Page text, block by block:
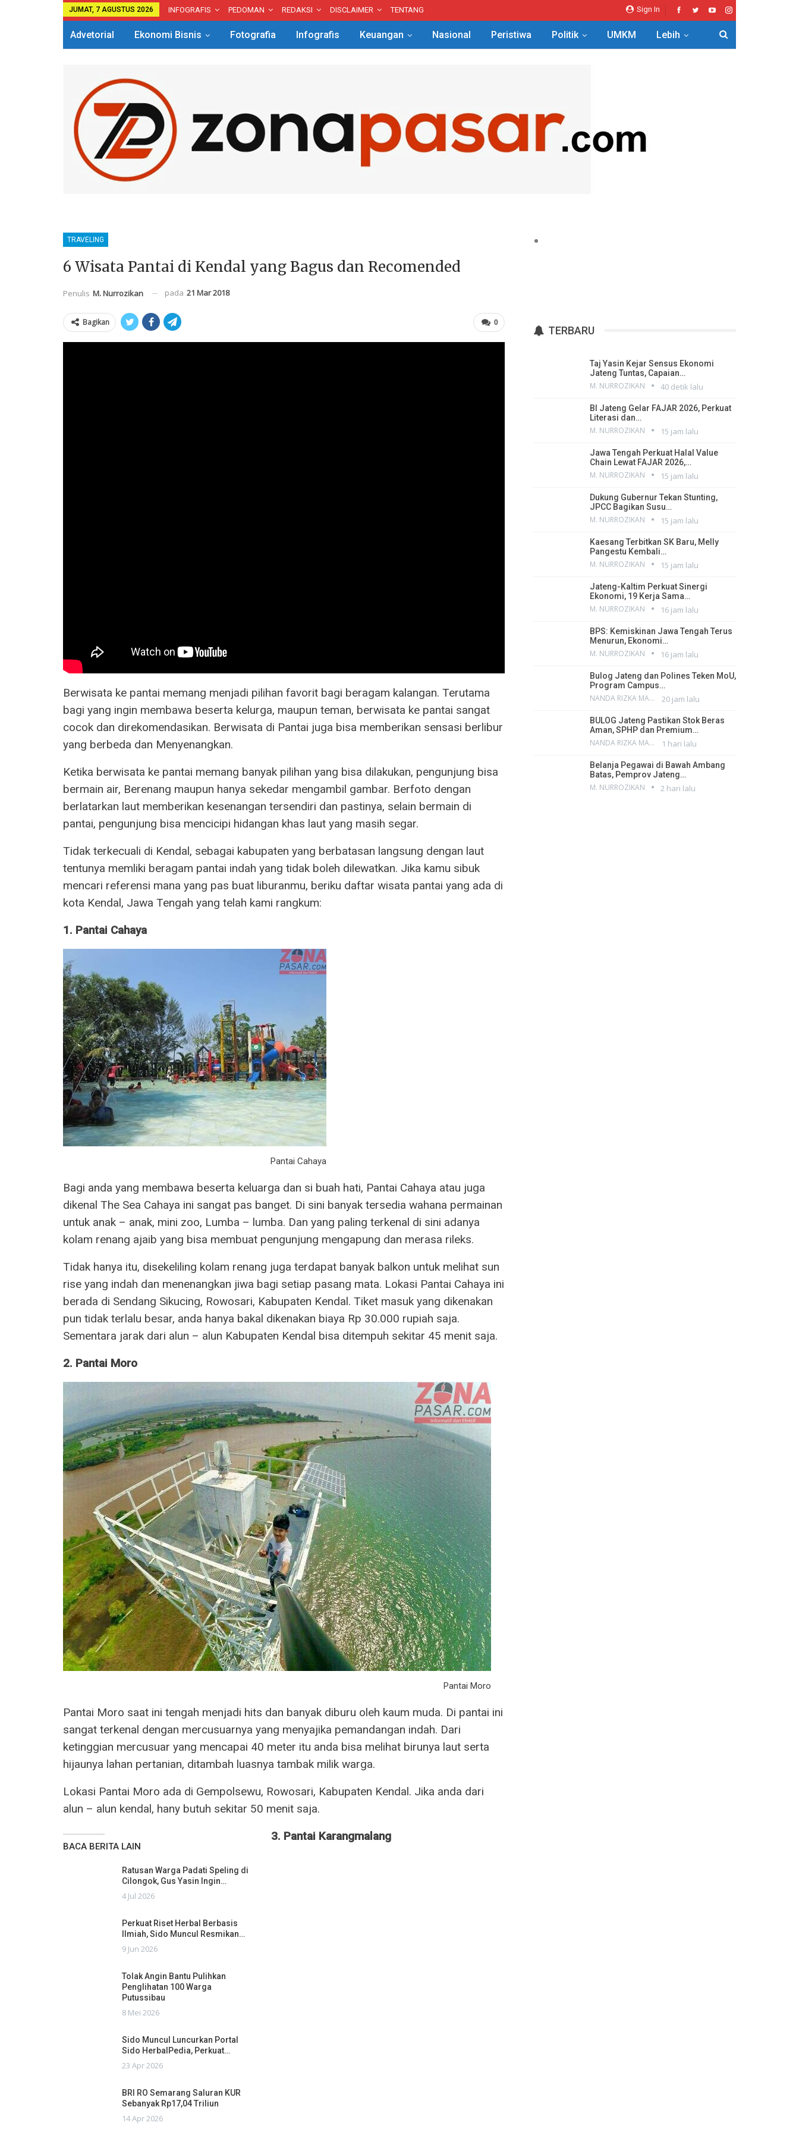
Sign In
JUMAT, 7 AGUSTUS 2026 INFOGRAFIS PEDOMAN REDAKSI DISCLAIMER TENTANG
Advetorial Ekonomi Bisnis Fotografia Infografis Keuangan Nasional Peristiwa Politik UMKM Lebih
TRAVELING
6 Wisata Pantai di Kendal yang Bagus dan Recomended
Penulis M. Nurrozikan pada 21 Mar 2018
0
Bagikan
Berwisata ke pantai memang menjadi pilihan favorit bagi beragam kalangan. Terutama
bagi yang ingin membawa beserta kelurga, maupun teman, berwisata ke pantai sangat
cocok dan direkomendasikan. Berwisata di Pantai juga bisa memberikan sensasi berlibur
yang berbeda dan Menyenangkan.
Ketika berwisata ke pantai memang banyak pilihan yang bisa dilakukan, pengunjung bisa
bermain air, Berenang maupun hanya sekedar mengambil gambar. Berfoto dengan
berlatarkan laut memberikan kesenangan tersendiri dan pastinya, selain bermain di
pantai, pengunjung bisa mencicipi hidangan khas laut yang masih segar.
Tidak terkecuali di Kendal, sebagai kabupaten yang berbatasan langsung dengan laut
tentunya memliki beragam pantai indah yang tidak boleh dilewatkan. Jika kamu sibuk
mencari referensi mana yang pas buat liburanmu, beriku daftar wisata pantai yang ada di
kota Kendal, Jawa Tengah yang telah kami rangkum:
1. Pantai Cahaya
Pantai Cahaya
Bagi anda yang membawa beserta keluarga dan si buah hati, Pantai Cahaya atau juga
dikenal The Sea Cahaya ini sangat pas banget. Di sini banyak tersedia wahana permainan
untuk anak – anak, mini zoo, Lumba – lumba. Dan yang paling terkenal di sini adanya
kolam renang ajaib yang bisa membuat pengunjung mengapung dan merasa rileks.
Tidak hanya itu, disekeliling kolam renang juga terdapat banyak balkon untuk melihat sun
rise yang indah dan menenangkan jiwa bagi setiap pasang mata. Lokasi Pantai Cahaya ini
berada di Sendang Sikucing, Rowosari, Kabupaten Kendal. Tiket masuk yang dikenakan
pun tidak terlalu besar, anda hanya bakal dikenakan biaya Rp 30.000 rupiah saja.
Sementara jarak dari alun – alun Kabupaten Kendal bisa ditempuh sekitar 45 menit saja.
2. Pantai Moro
Pantai Moro
Pantai Moro saat ini tengah menjadi hits dan banyak diburu oleh kaum muda. Di pantai ini
sangat terkenal dengan mercusuarnya yang menyajika pemandangan indah. Dari
ketinggian mercusuar yang mencapai 40 meter itu anda bisa melihat birunya laut serta
hijaunya lahan pertanian, ditambah luasnya tambak milik warga.
Lokasi Pantai Moro ada di Gempolsewu, Rowosari, Kabupaten Kendal. Jika anda dari
alun – alun kendal, hany butuh sekitar 50 menit saja.
BACA BERITA LAIN
Ratusan Warga Padati Speling di
Cilongok, Gus Yasin Ingin…
4 Jul 2026
Perkuat Riset Herbal Berbasis
Ilmiah, Sido Muncul Resmikan…
9 Jun 2026
Tolak Angin Bantu Pulihkan
Penglihatan 100 Warga
Putussibau
8 Mei 2026
Sido Muncul Luncurkan Portal
Sido HerbalPedia, Perkuat…
23 Apr 2026
BRI RO Semarang Saluran KUR
Sebanyak Rp17,04 Triliun
14 Apr 2026
3. Pantai Karangmalang
TERBARU
Taj Yasin Kejar Sensus Ekonomi
Jateng Tuntas, Capaian…
M. NURROZIKAN 40 detik lalu
BI Jateng Gelar FAJAR 2026, Perkuat
Literasi dan…
M. NURROZIKAN 15 jam lalu
Jawa Tengah Perkuat Halal Value
Chain Lewat FAJAR 2026,…
M. NURROZIKAN 15 jam lalu
Dukung Gubernur Tekan Stunting,
JPCC Bagikan Susu…
M. NURROZIKAN 15 jam lalu
Kaesang Terbitkan SK Baru, Melly
Pangestu Kembali…
M. NURROZIKAN 15 jam lalu
Jateng-Kaltim Perkuat Sinergi
Ekonomi, 19 Kerja Sama…
M. NURROZIKAN 16 jam lalu
BPS: Kemiskinan Jawa Tengah Terus
Menurun, Ekonomi…
M. NURROZIKAN 16 jam lalu
Bulog Jateng dan Polines Teken MoU,
Program Campus…
NANDA RIZKA MAHENDRA 20 jam lalu
BULOG Jateng Pastikan Stok Beras
Aman, SPHP dan Premium…
NANDA RIZKA MAHENDRA 1 hari lalu
Belanja Pegawai di Bawah Ambang
Batas, Pemprov Jateng…
M. NURROZIKAN 2 hari lalu